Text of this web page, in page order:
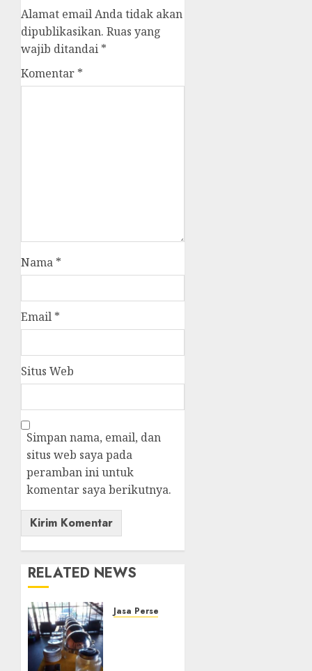
Alamat email Anda tidak akan
dipublikasikan. Ruas yang
wajib ditandai *
Komentar *
Nama *
Email *
Situs Web
Simpan nama, email, dan
situs web saya pada
peramban ini untuk
komentar saya berikutnya.
RELATED NEWS
Jasa Persewaan Alat Catering